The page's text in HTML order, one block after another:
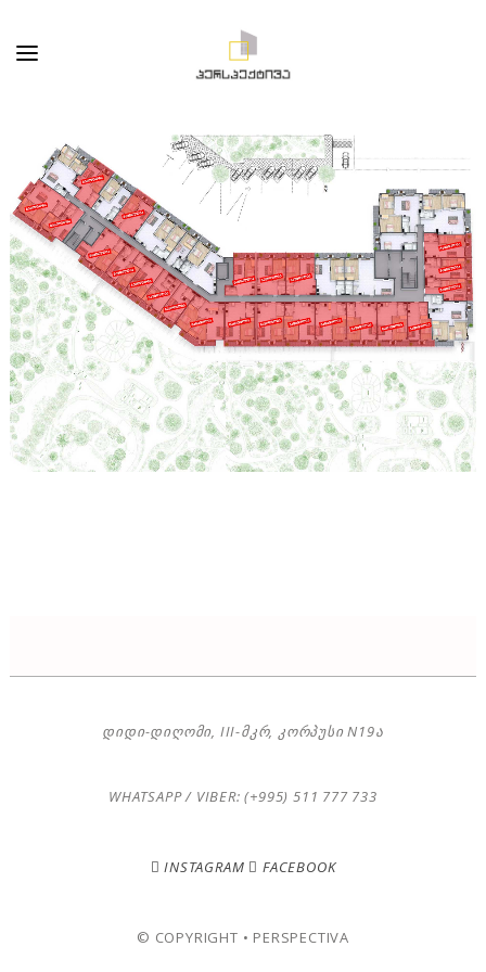
ᲓᲘᲓᲘ-ᲓᲘᲦᲝᲛᲘ, III-ᲛᲙᲠ, ᲙᲝᲠᲞᲣᲡᲘ N19Ა
WHATSAPP / VIBER: (+995) 511 777 733
INSTAGRAM FACEBOOK
© COPYRIGHT • PERSPECTIVA